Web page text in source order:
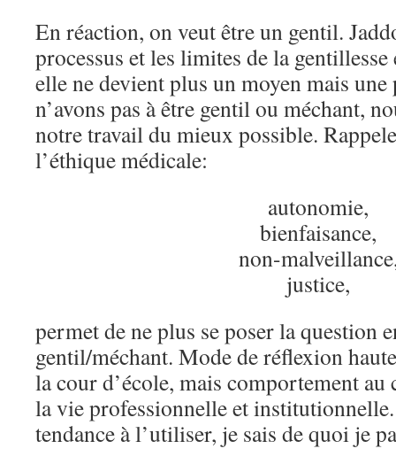
En réaction, on veut être un gentil.
processus et les limites de la
elle ne devient plus un moyen mais
n’avons pas à être gentil ou méchant,
notre travail du mieux possible.
l’éthique médicale:
autonomie,
bienfaisance,
non-
justice,
permet de ne plus se poser la question
gentil/méchant. Mode de réflexion
la cour d’école, mais comportement au
la vie professionnelle et
tendance à l’utiliser, je sais de quoi je